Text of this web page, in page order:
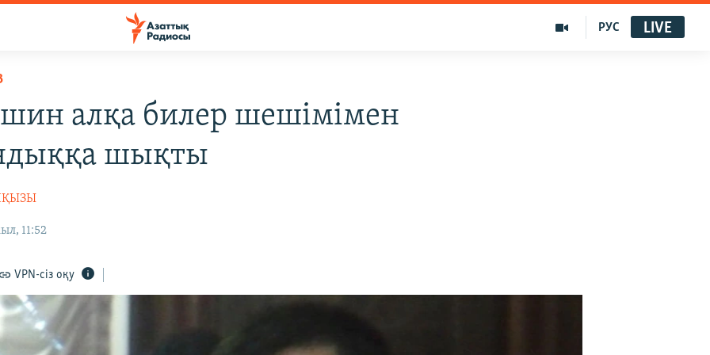
РУС LIVE
алқа билер шешімімен
шықты
11:52
VPN-сіз оқу